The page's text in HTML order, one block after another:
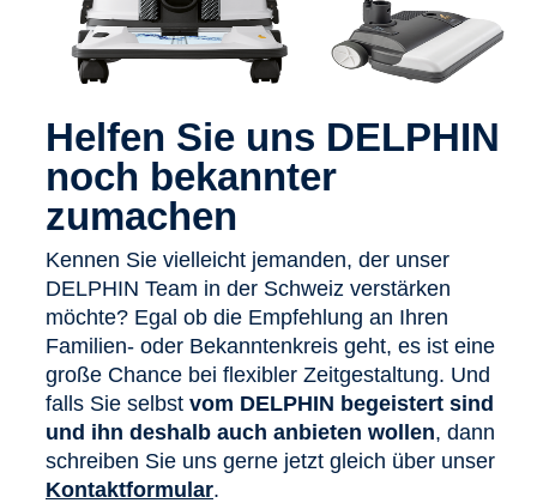
Helfen Sie uns DELPHIN
noch bekannter
zumachen
Kennen Sie vielleicht jemanden, der unser
DELPHIN Team in der Schweiz verstärken
möchte? Egal ob die Empfehlung an Ihren
Familien- oder Bekanntenkreis geht, es ist eine
große Chance bei flexibler Zeitgestaltung. Und
falls Sie selbst vom DELPHIN begeistert sind
und ihn deshalb auch anbieten wollen, dann
schreiben Sie uns gerne jetzt gleich über unser
Kontaktformular.